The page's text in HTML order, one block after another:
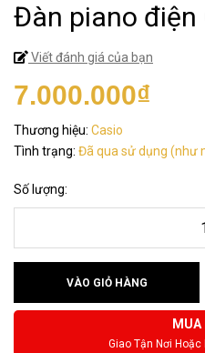
Đàn piano điện
Viết đánh giá của bạn
7.000.000₫
Thương hiệu: Casio
Tình trạng: Đã qua sử dụng (như
Số lượng:
VÀO GIỎ HÀNG
MUA
Giao Tận Nơi Hoặc